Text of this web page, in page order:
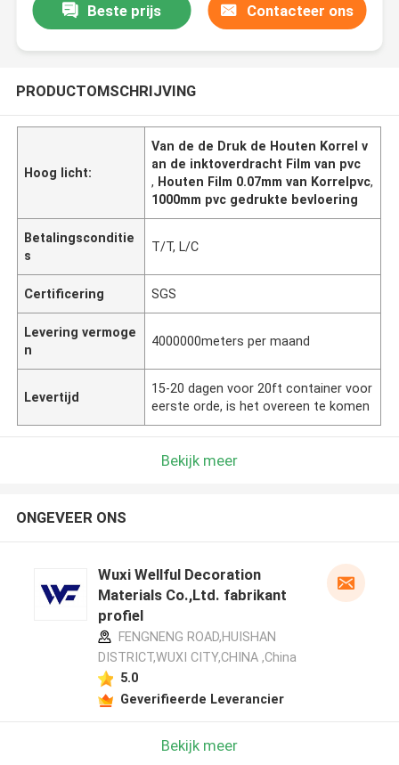
Beste prijs Contacteer ons
PRODUCTOMSCHRIJVING
Hoog licht:
Van de de Druk de Houten Korrel v
an de inktoverdracht Film van pvc
, Houten Film 0.07mm van Korrelpvc,
1000mm pvc gedrukte bevloering
Betalingsconditie
s
T/T, L/C
Certificering SGS
Levering vermoge
n
4000000meters per maand
Levertijd
15-20 dagen voor 20ft container voor
eerste orde, is het overeen te komen
Bekijk meer
ONGEVEER ONS
Wuxi Wellful Decoration
Materials Co.,Ltd. fabrikant
profiel
FENGNENG ROAD,HUISHAN
DISTRICT,WUXI CITY,CHINA ,China
5.0
Geverifieerde Leverancier
Bekijk meer